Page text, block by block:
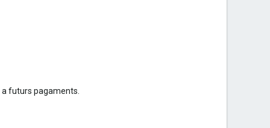
a futurs pagaments.